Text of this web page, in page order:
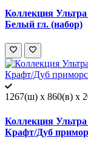
Коллекция
Белый гл. (набор)
1267(ш) x 860(в) x
Коллекция
Крафт/Дуб